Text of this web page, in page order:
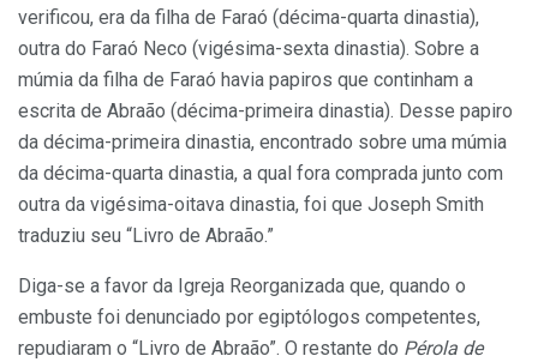
verificou, era da filha de Faraó (décima-quarta dinastia),
outra do Faraó Neco (vigésima-sexta dinastia). Sobre a
múmia da filha de Faraó havia papiros que continham a
escrita de Abraão (décima-primeira dinastia). Desse papiro
da décima-primeira dinastia, encontrado sobre uma múmia
da décima-quarta dinastia, a qual fora comprada junto com
outra da vigésima-oitava dinastia, foi que Joseph Smith
traduziu seu “Livro de Abraão.”
Diga-se a favor da Igreja Reorganizada que, quando o
embuste foi denunciado por egiptólogos competentes,
repudiaram o “Livro de Abraão”. O restante do Pérola de